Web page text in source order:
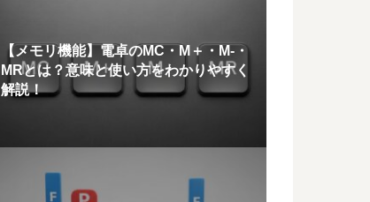
【メモリ機能】電卓のMC・M＋・M-・
MRとは？意味と使い方をわかりやすく
解説！